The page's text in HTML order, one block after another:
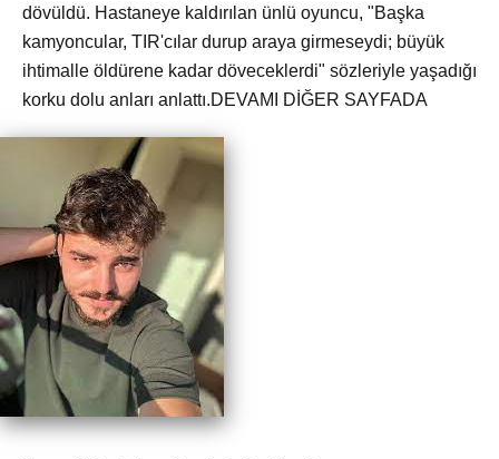
dövüldü. Hastaneye kaldırılan ünlü oyuncu, "Başka
kamyoncular, TIR'cılar durup araya girmeseydi; büyük
ihtimalle öldürene kadar döveceklerdi" sözleriyle yaşadığı
korku dolu anları anlattı.DEVAMI DİĞER SAYFADA